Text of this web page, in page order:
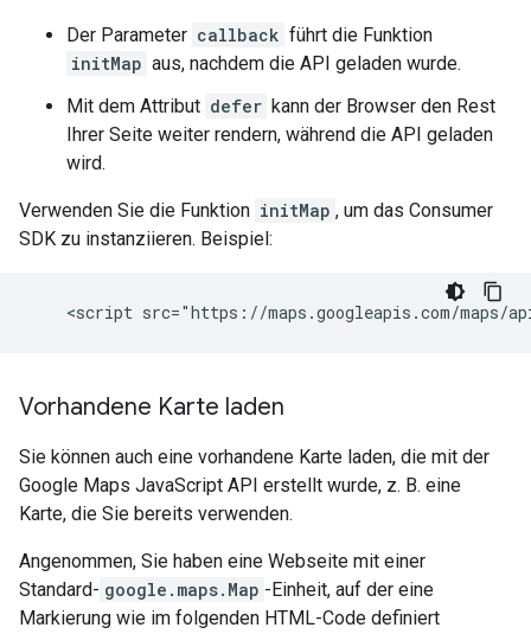
Der Parameter callback führt die Funktion
initMap aus, nachdem die API geladen wurde.
Mit dem Attribut defer kann der Browser den Rest
Ihrer Seite weiter rendern, während die API geladen
wird.
Verwenden Sie die Funktion initMap , um das Consumer
SDK zu instanziieren. Beispiel:
Vorhandene Karte laden
Sie können auch eine vorhandene Karte laden, die mit der
Google Maps JavaScript API erstellt wurde, z. B. eine
Karte, die Sie bereits verwenden.
Angenommen, Sie haben eine Webseite mit einer
Standard- google.maps.Map -Einheit, auf der eine
Markierung wie im folgenden HTML-Code definiert